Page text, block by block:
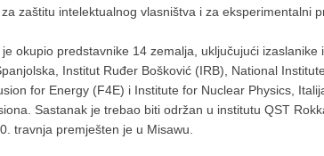
zaštitu intelektualnog vlasništva i za eksperimentalni
je okupio predstavnike 14 zemalja, uključujući
Institut Ruđer Bošković (IRB), National
for Energy (F4E) i Institute for Nuclear Physics,
Sastanak je trebao biti održan u institutu QST
travnja premješten je u Misawu.